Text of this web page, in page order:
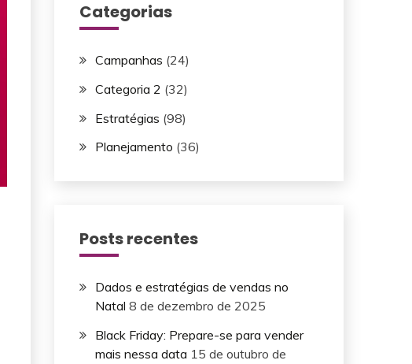
Categorias
Campanhas (24)
Categoria 2 (32)
Estratégias (98)
Planejamento (36)
Posts recentes
Dados e estratégias de vendas no
Natal 8 de dezembro de 2025
Black Friday: Prepare-se para vender
mais nessa data 15 de outubro de